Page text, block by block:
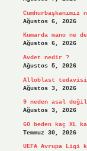
Ağustos 6, 2026
Kumarda mano ne
Ağustos 6, 2026
Avdet nedir ?
Ağustos 5, 2026
Alloblast
Ağustos 3, 2026
9 neden asal
Ağustos 3, 2026
60 beden kaç XL
Temmuz 30, 2026
UEFA Avrupa Ligi